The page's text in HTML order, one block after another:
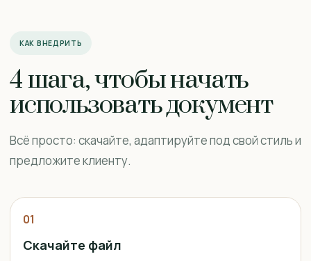
КАК ВНЕДРИТЬ
4 шага, чтобы начать
использовать документ
Всё просто: скачайте, адаптируйте под свой стиль и
предложите клиенту.
01
Скачайте файл